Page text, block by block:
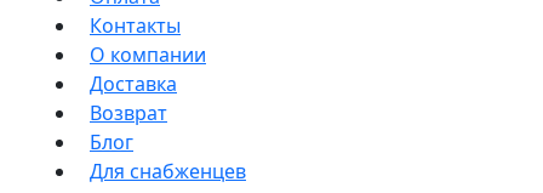
Контакты
О компании
Доставка
Возврат
Блог
Для снабженцев